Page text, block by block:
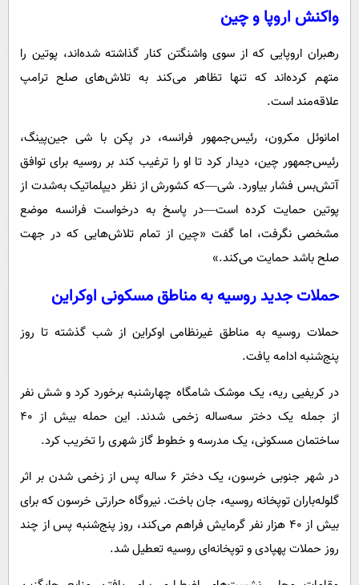
واکنش اروپا و چین
رهبران اروپایی که از سوی واشنگتن کنار گذاشته شده‌اند، پوتین را
متهم کرده‌اند که تنها تظاهر می‌کند به تلاش‌های صلح ترامپ
علاقه‌مند است.
امانوئل مکرون، رئیس‌جمهور فرانسه، در پکن با شی جین‌پینگ،
رئیس‌جمهور چین، دیدار کرد تا او را ترغیب کند بر روسیه برای توافق
آتش‌بس فشار بیاورد. شی—که کشورش از نظر دیپلماتیک به‌شدت از
پوتین حمایت کرده است—در پاسخ به درخواست فرانسه موضع
مشخصی نگرفت، اما گفت «چین از تمام تلاش‌هایی که در جهت
صلح باشد حمایت می‌کند.»
حملات جدید روسیه به مناطق مسکونی اوکراین
حملات روسیه به مناطق غیرنظامی اوکراین از شب گذشته تا روز
پنج‌شنبه ادامه یافت.
در کریفیی ریه، یک موشک شامگاه چهارشنبه برخورد کرد و شش نفر
از جمله یک دختر سه‌ساله زخمی شدند. این حمله بیش از ۴۰
ساختمان مسکونی، یک مدرسه و خطوط گاز شهری را تخریب کرد.
در شهر جنوبی خرسون، یک دختر ۶ ساله پس از زخمی شدن بر اثر
گلوله‌باران توپخانه روسیه، جان باخت. نیروگاه حرارتی خرسون که برای
بیش از ۴۰ هزار نفر گرمایش فراهم می‌کند، روز پنج‌شنبه پس از چند
روز حملات پهپادی و توپخانه‌ای روسیه تعطیل شد.